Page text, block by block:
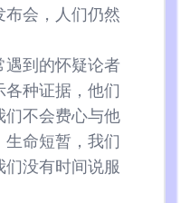
会，人们仍然
遇到的怀疑论者
种证据，他们
们不会费心与他
命短暂，我们
没有时间说服